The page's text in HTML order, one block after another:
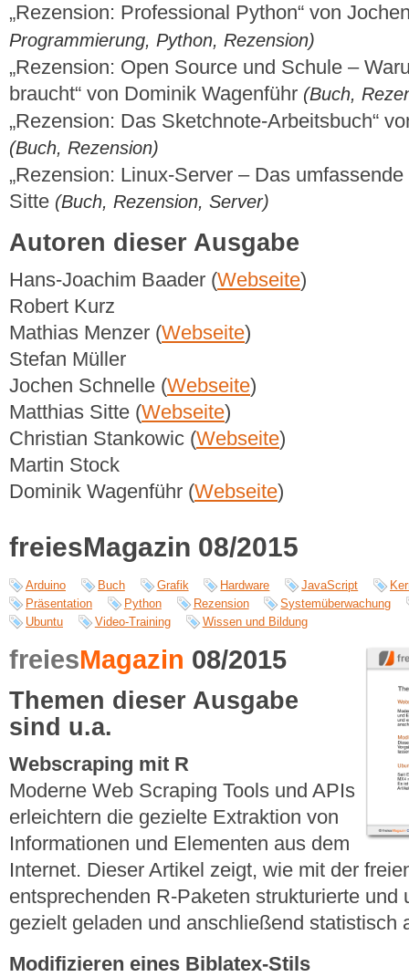
„Rezension: Professional Python“ von
Programmierung, Python, Rezension)
„Rezension: Open Source und Schule –
braucht“ von Dominik Wagenführ (Buch,
„Rezension: Das Sketchnote-Arbeitsbuch“
(Buch, Rezension)
„Rezension: Linux-Server – Das
Sitte (Buch, Rezension, Server)
Autoren dieser Ausgabe
Hans-Joachim Baader (Webseite)
Robert Kurz
Mathias Menzer (Webseite)
Stefan Müller
Jochen Schnelle (Webseite)
Matthias Sitte (Webseite)
Christian Stankowic (Webseite)
Martin Stock
Dominik Wagenführ (Webseite)
freiesMagazin 08/2015
Arduino Buch Grafik Hardware JavaScript
Präsentation
Python Rezension
Systemüberwachung
Ubuntu
Video-Training Wissen und Bildung
freiesMagazin 08/2015
Themen dieser Ausgabe
sind u.a.
Webscraping mit R
Moderne Web Scraping Tools und APIs
erleichtern die gezielte Extraktion von
Informationen und Elementen aus dem
Internet. Dieser Artikel zeigt, wie mit der
entsprechenden R-Paketen strukturierte und
gezielt geladen und anschließend statistisch
Modifizieren eines Biblatex-Stils